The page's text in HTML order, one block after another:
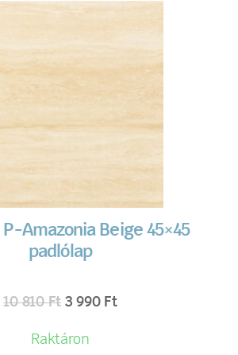
Amazonia Beige 45×45
padlólap
10 810Ft 3 990 Ft
Raktáron